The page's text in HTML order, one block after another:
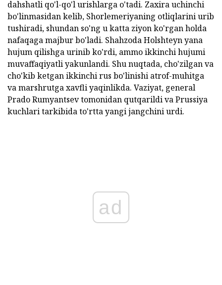
dahshatli qo'l-qo'l urishlarga o'tadi. Zaxira uchinchi
bo'linmasidan kelib, Shorlemeriyaning otliqlarini urib
tushiradi, shundan so'ng u katta ziyon ko'rgan holda
nafaqaga majbur bo'ladi. Shahzoda Holshteyn yana
hujum qilishga urinib ko'rdi, ammo ikkinchi hujumi
muvaffaqiyatli yakunlandi. Shu nuqtada, cho'zilgan va
cho'kib ketgan ikkinchi rus bo'linishi atrof-muhitga
va marshrutga xavfli yaqinlikda. Vaziyat, general
Prado Rumyantsev tomonidan qutqarildi va Prussiya
kuchlari tarkibida to'rtta yangi jangchini urdi.
ad